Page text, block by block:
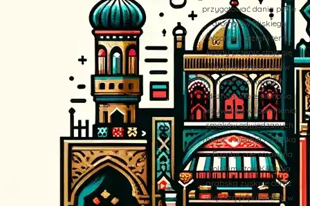
przygotować dania pełne
aromatów Bliskiego
Wschodu. Dzięki temu,
każdy przepis staje się
wyjątkową podróżą w
świat orientalnych
doznań, które na nowo
przywołują wspomnienia
smaków odwiedzanych
miejsc. Kuchnia Arabska
– Egzotyczne smaki na
polskim stole Kuchnia
arabska zyskuje coraz
większą popularność w